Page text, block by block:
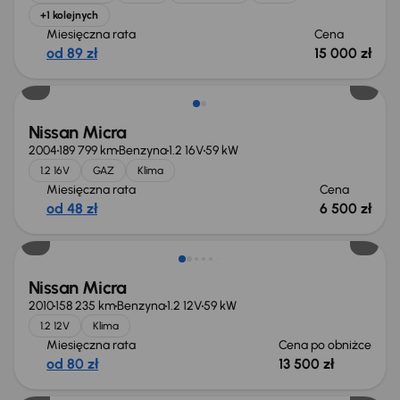
+1 kolejnych
Miesięczna rata
od 89 zł
Cena
15 000 zł
Nissan Micra
2004189 799 kmBenzyna1.2 16V59 kW
1.2 16V GAZ Klima
Miesięczna rata
od 48 zł
Cena
6 500 zł
Świeżo skupione
Nissan Micra
2010158 235 kmBenzyna1.2 12V59 kW
1.2 12V Klima
Miesięczna rata
od 80 zł
Cena po obniżce
13 500 zł
Świeżo skupione